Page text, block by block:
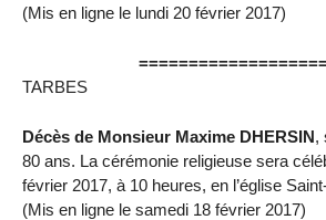
(Mis en ligne le lundi 20 février 2017)
TARBES
Décès de Monsieur Maxime DHERSIN,
80 ans. La cérémonie religieuse sera
février 2017, à 10 heures, en l’église
(Mis en ligne le samedi 18 février 2017)